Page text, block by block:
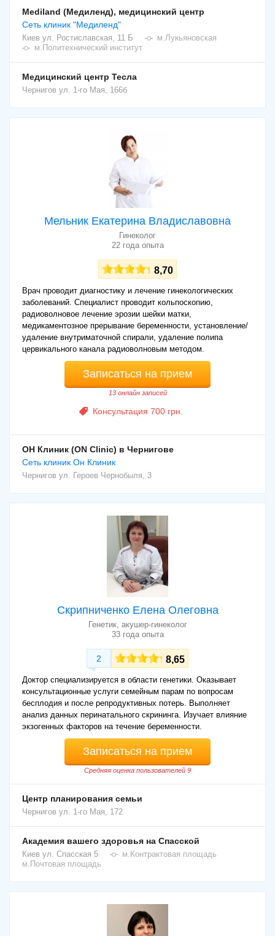
Mediland (Медиленд), медицинский центр
Сеть клиник "Медиленд"
Киев ул. Ростиславская, 11 Б
м.Лукьяновская
м.Политехнический институт
Медицинский центр Тесла
Чернигов ул. 1-го Мая, 166б
Мельник Екатерина Владиславовна
Гинеколог
22 года опыта
8,70
Врач проводит диагностику и лечение гинекологических
заболеваний. Специалист проводит кольпоскопию,
радиоволновое лечение эрозии шейки матки,
медикаментозное прерывание беременности, установление/
удаление внутриматочной спирали, удаление полипа
цервикального канала радиоволновым методом.
Записаться на прием
13 онлайн записей
Консультация 700 грн.
ОН Клиник (ON Clinic) в Чернигове
Cеть клиник Он Клиник
Чернигов ул. Героев Чернобыля, 3
Скрипниченко Елена Олеговна
Генетик, акушер-гинеколог
33 года опыта
2 8,65
Доктор специализируется в области генетики. Оказывает
консультационные услуги семейным парам по вопросам
бесплодия и после репродуктивных потерь. Выполняет
анализ данных перинатального скрининга. Изучает влияние
экзогенных факторов на течение беременности.
Записаться на прием
Средняя оценка пользователей 9
Центр планирования семьи
Чернигов ул. 1-го Мая, 172
Академия вашего здоровья на Спасской
Киев ул. Спасская 5
м.Контрактовая площадь
м.Почтовая площадь